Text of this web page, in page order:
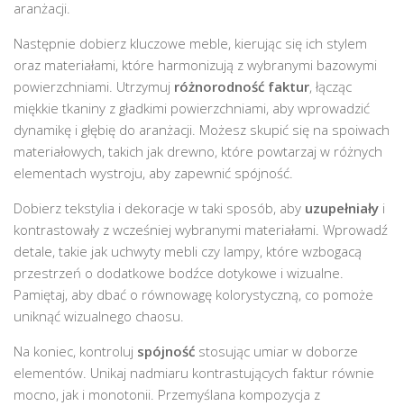
aranżacji.
Następnie dobierz kluczowe meble, kierując się ich stylem
oraz materiałami, które harmonizują z wybranymi bazowymi
powierzchniami. Utrzymuj różnorodność faktur, łącząc
miękkie tkaniny z gładkimi powierzchniami, aby wprowadzić
dynamikę i głębię do aranżacji. Możesz skupić się na spoiwach
materiałowych, takich jak drewno, które powtarzaj w różnych
elementach wystroju, aby zapewnić spójność.
Dobierz tekstylia i dekoracje w taki sposób, aby uzupełniały i
kontrastowały z wcześniej wybranymi materiałami. Wprowadź
detale, takie jak uchwyty mebli czy lampy, które wzbogacą
przestrzeń o dodatkowe bodźce dotykowe i wizualne.
Pamiętaj, aby dbać o równowagę kolorystyczną, co pomoże
uniknąć wizualnego chaosu.
Na koniec, kontroluj spójność stosując umiar w doborze
elementów. Unikaj nadmiaru kontrastujących faktur równie
mocno, jak i monotonii. Przemyślana kompozycja z